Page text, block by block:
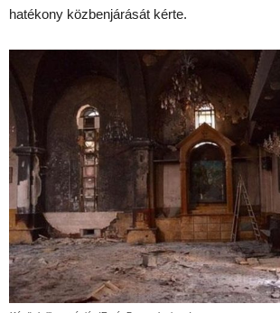
hatékony közbenjárását kérte.